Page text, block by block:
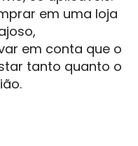
em uma loja
em conta que o
tanto quanto o